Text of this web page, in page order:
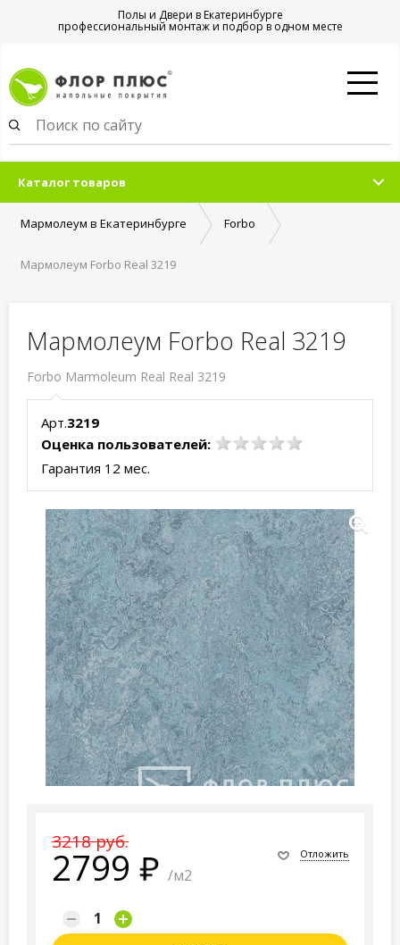
Полы и Двери в Екатеринбурге
профессиональный монтаж и подбор в одном месте
Каталог товаров
Мармолеум в Екатеринбурге Forbo
Мармолеум Forbo Real 3219
Мармолеум Forbo Real 3219
Forbo Marmoleum Real Real 3219
Арт.3219
Оценка пользователей:
Гарантия 12 мес.
3218 руб.
2799 /м2
Отложить